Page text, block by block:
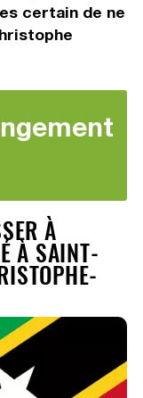
certain de ne
À
À SAINT-